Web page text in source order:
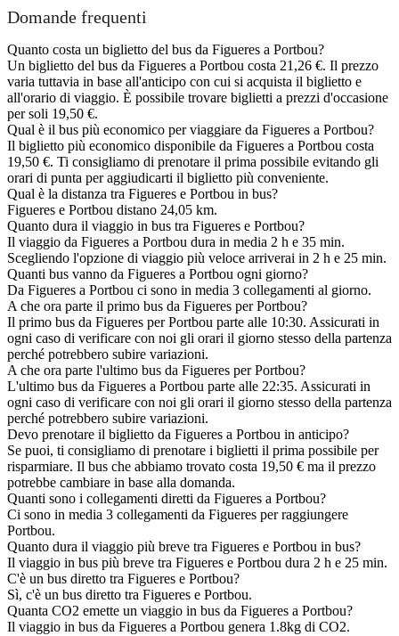
Domande frequenti
Quanto costa un biglietto del bus da Figueres a Portbou?
Un biglietto del bus da Figueres a Portbou costa 21,26 €. Il prezzo
varia tuttavia in base all'anticipo con cui si acquista il biglietto e
all'orario di viaggio. È possibile trovare biglietti a prezzi d'occasione
per soli 19,50 €.
Qual è il bus più economico per viaggiare da Figueres a Portbou?
Il biglietto più economico disponibile da Figueres a Portbou costa
19,50 €. Ti consigliamo di prenotare il prima possibile evitando gli
orari di punta per aggiudicarti il biglietto più conveniente.
Qual è la distanza tra Figueres e Portbou in bus?
Figueres e Portbou distano 24,05 km.
Quanto dura il viaggio in bus tra Figueres e Portbou?
Il viaggio da Figueres a Portbou dura in media 2 h e 35 min.
Scegliendo l'opzione di viaggio più veloce arriverai in 2 h e 25 min.
Quanti bus vanno da Figueres a Portbou ogni giorno?
Da Figueres a Portbou ci sono in media 3 collegamenti al giorno.
A che ora parte il primo bus da Figueres per Portbou?
Il primo bus da Figueres per Portbou parte alle 10:30. Assicurati in
ogni caso di verificare con noi gli orari il giorno stesso della partenza
perché potrebbero subire variazioni.
A che ora parte l'ultimo bus da Figueres per Portbou?
L'ultimo bus da Figueres a Portbou parte alle 22:35. Assicurati in
ogni caso di verificare con noi gli orari il giorno stesso della partenza
perché potrebbero subire variazioni.
Devo prenotare il biglietto da Figueres a Portbou in anticipo?
Se puoi, ti consigliamo di prenotare i biglietti il prima possibile per
risparmiare. Il bus che abbiamo trovato costa 19,50 € ma il prezzo
potrebbe cambiare in base alla domanda.
Quanti sono i collegamenti diretti da Figueres a Portbou?
Ci sono in media 3 collegamenti da Figueres per raggiungere
Portbou.
Quanto dura il viaggio più breve tra Figueres e Portbou in bus?
Il viaggio in bus più breve tra Figueres e Portbou dura 2 h e 25 min.
C'è un bus diretto tra Figueres e Portbou?
Sì, c'è un bus diretto tra Figueres e Portbou.
Quanta CO2 emette un viaggio in bus da Figueres a Portbou?
Il viaggio in bus da Figueres a Portbou genera 1.8kg di CO2.